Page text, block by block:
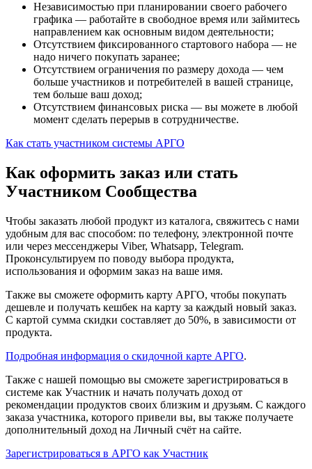
Независимостью при планировании своего рабочего
графика — работайте в свободное время или займитесь
направлением как основным видом деятельности;
Отсутствием фиксированного стартового набора — не
надо ничего покупать заранее;
Отсутствием ограничения по размеру дохода — чем
больше участников и потребителей в вашей странице,
тем больше ваш доход;
Отсутствием финансовых риска — вы можете в любой
момент сделать перерыв в сотрудничестве.
Как стать участником системы АРГО
Как оформить заказ или стать
Участником Сообщества
Чтобы заказать любой продукт из каталога, свяжитесь с нами
удобным для вас способом: по телефону, электронной почте
или через мессенджеры Viber, Whatsapp, Telegram.
Проконсультируем по поводу выбора продукта,
использования и оформим заказ на ваше имя.
Также вы сможете оформить карту АРГО, чтобы покупать
дешевле и получать кешбек на карту за каждый новый заказ.
С картой сумма скидки составляет до 50%, в зависимости от
продукта.
Подробная информация о скидочной карте АРГО.
Также с нашей помощью вы сможете зарегистрироваться в
системе как Участник и начать получать доход от
рекомендации продуктов своих близким и друзьям. С каждого
заказа участника, которого привели вы, вы также получаете
дополнительный доход на Личный счёт на сайте.
Зарегистрироваться в АРГО как Участник